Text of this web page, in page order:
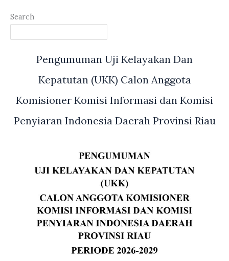
Search
Pengumuman Uji Kelayakan Dan
Kepatutan (UKK) Calon Anggota
Komisioner Komisi Informasi dan Komisi
Penyiaran Indonesia Daerah Provinsi Riau